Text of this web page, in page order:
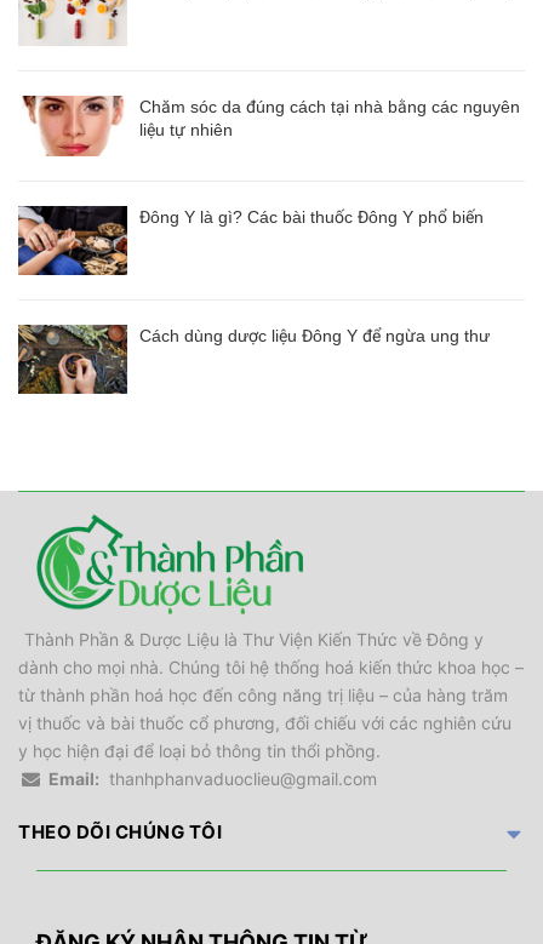
Chăm sóc da đúng cách tại nhà bằng các nguyên
liệu tự nhiên
Đông Y là gì? Các bài thuốc Đông Y phổ biến
Cách dùng dược liệu Đông Y để ngừa ung thư
Thành Phần & Dược Liệu là Thư Viện Kiến Thức về Đông y
dành cho mọi nhà. Chúng tôi hệ thống hoá kiến thức khoa học –
từ thành phần hoá học đến công năng trị liệu – của hàng trăm
vị thuốc và bài thuốc cổ phương, đối chiếu với các nghiên cứu
y học hiện đại để loại bỏ thông tin thổi phồng.
Email: thanhphanvaduoclieu@gmail.com
THEO DÕI CHÚNG TÔI